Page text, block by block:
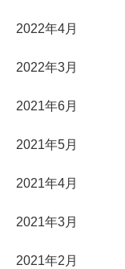
2022年4月
2022年3月
2021年6月
2021年5月
2021年4月
2021年3月
2021年2月